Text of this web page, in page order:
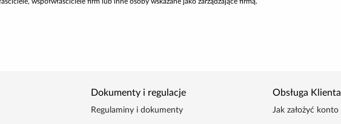
Dokumenty i regulacje
Regulaminy i dokumenty
Obsługa Klienta
Jak założyć konto